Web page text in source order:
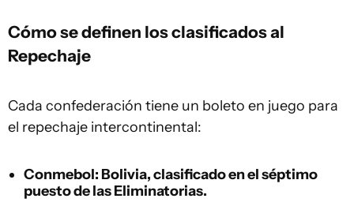
Cómo se definen los clasificados al
Repechaje
Cada confederación tiene un boleto en juego para
el repechaje intercontinental:
Conmebol: Bolivia, clasificado en el séptimo
puesto de las Eliminatorias.